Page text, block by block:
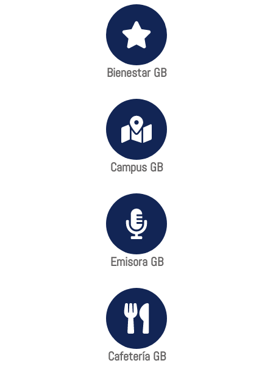
Bienestar GB
Campus GB
Emisora GB
Cafetería GB